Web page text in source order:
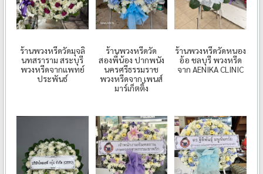
ร้านพวงหรีดวัดมุจลิ
นทสราราม สระบุรี
พวงหรีดจากแพทย์
ประพันธ์
ร้านพวงหรีดวัด
สองพี่น้อง ปากพนัง
นครศรีธรรมราช
พวงหรีดจาก เพนส์
มาร์เก็ตติ้ง
ร้านพวงหรีดวัดหนอง
อ้อ ชลบุรี พวงหรีด
จาก AENIKA CLINIC